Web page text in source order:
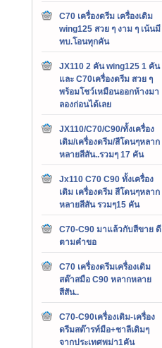
C70 เครื่องดรีม เครื่องเดิม
wing125 สวย ๆ งาม ๆ เน้นมี
ทบ.โอนทุกคัน
JX110 2 คัน wing125 1 คัน
และ C70เครื่องดรีม สวย ๆ
พร้อมโชว์เหมือนออกห้างมา
ลองก่อนได้เลย
JX110/C70/C90/ทั้งเครื่อง
เดิม/เครื่องดรีม/สีโดนๆหลาก
หลายสีสัน..รวมๆ 17 คัน
Jx110 C70 C90 ทั้งเครื่อง
เดิม เครื่องดรีม สีโดนๆหลาก
หลายสีสัน รวมๆ15 คัน
C70-C90 มาแล้วกับสีขาย ดี
ตามคำขอ
C70 เครื่องดรีมเครื่องเดิม
สต๊าสมือ C90 หลากหลาย
สีสัน..
C70-C90เครื่องเดิม-เครื่อง
ดรีมสต๊ารท์มือ+ชาลีเดิมๆ
จากประเทศพม่า1คัน